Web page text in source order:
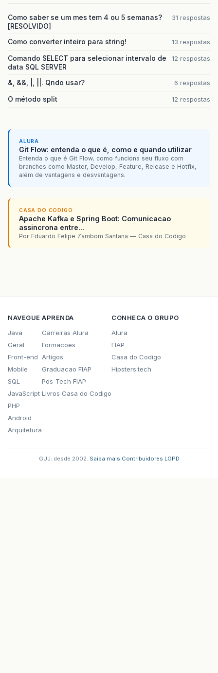
Como saber se um mes tem 4 ou 5 semanas?
[RESOLVIDO]
31 respostas
Como converter inteiro para string! 13 respostas
Comando SELECT para selecionar intervalo de
data SQL SERVER
12 respostas
&, &&, |, ||. Qndo usar? 6 respostas
O método split 12 respostas
ALURA
Git Flow: entenda o que é, como e quando utilizar
Entenda o que é Git Flow, como funciona seu fluxo com
branches como Master, Develop, Feature, Release e Hotfix,
além de vantagens e desvantagens.
CASA DO CODIGO
Apache Kafka e Spring Boot: Comunicacao
assincrona entre...
Por Eduardo Felipe Zambom Santana — Casa do Codigo
NAVEGUE
Java
Geral
Front-end
Mobile
SQL
JavaScript
PHP
Android
Arquitetura
APRENDA
Carreiras Alura
Formacoes
Artigos
Graduacao FIAP
Pos-Tech FIAP
Livros Casa do Codigo
CONHECA O GRUPO
Alura
FIAP
Casa do Codigo
Hipsters.tech
GUJ: desde 2002. Saiba mais Contribuidores LGPD